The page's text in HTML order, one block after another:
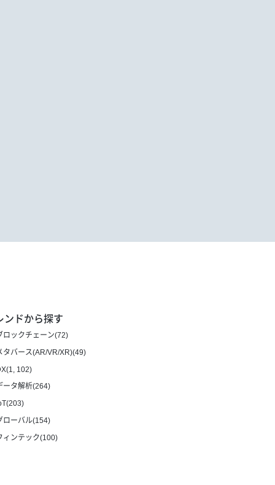
ンドから探す
ロックチェーン(72)
タバース(AR/VR/XR)(49)
102)
ータ解析(264)
ローバル(154)
ィンテック(100)